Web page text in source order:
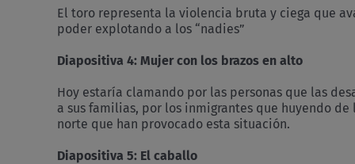
El toro representa la violencia bruta y ciega que
poder explotando a los “nadies”
Diapositiva 4: Mujer con los brazos en alto
Hoy estaría clamando por las personas que las
a sus familias, por los inmigrantes que huyendo
norte que han provocado esta situación.
Diapositiva 5: El caballo